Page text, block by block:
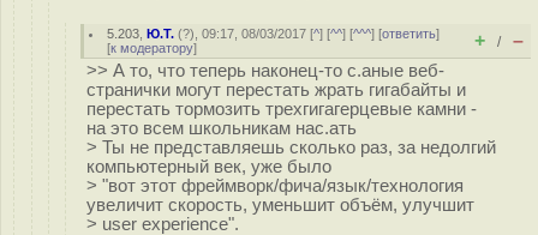
5.203 ,Ю.Т. (?), 09:17, 08/03/2017 [^] [^^] [^^^] [ответить]
[к модератору] + / –
>> А то, что теперь наконец-то с.аные веб-
странички могут перестать жрать гигабайты и
перестать тормозить трехгигагерцевые камни -
на это всем школьникам нас.ать
> Ты не представляешь сколько раз, за недолгий
компьютерный век, уже было
> "вот этот фреймворк/фича/язык/технология
увеличит скорость, уменьшит объём, улучшит
> user experience".